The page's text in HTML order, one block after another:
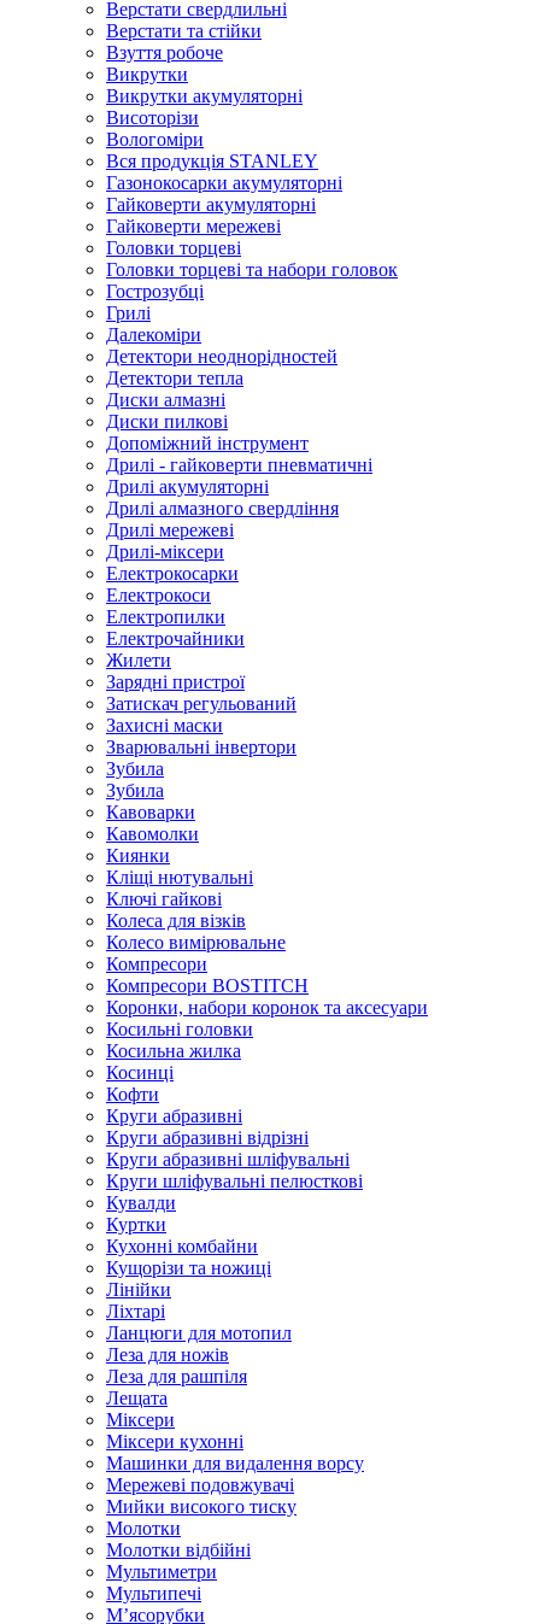
Верстати свердлильні
Верстати та стійки
Взуття робоче
Викрутки
Викрутки акумуляторні
Висоторізи
Вологоміри
Вся продукція STANLEY
Газонокосарки акумуляторні
Гайковерти акумуляторні
Гайковерти мережеві
Головки торцеві
Головки торцеві та набори головок
Гострозубці
Грилі
Далекоміри
Детектори неоднорідностей
Детектори тепла
Диски алмазні
Диски пилкові
Допоміжний інструмент
Дрилі - гайковерти пневматичні
Дрилі акумуляторні
Дрилі алмазного свердління
Дрилі мережеві
Дрилі-міксери
Електрокосарки
Електрокоси
Електропилки
Електрочайники
Жилети
Зарядні пристрої
Затискач регульований
Захисні маски
Зварювальні інвертори
Зубила
Зубила
Кавоварки
Кавомолки
Киянки
Кліщі нютувальні
Ключі гайкові
Колеса для візків
Колесо вимірювальне
Компресори
Компресори BOSTITCH
Коронки, набори коронок та аксесуари
Косильні головки
Косильна жилка
Косинці
Кофти
Круги абразивні
Круги абразивні відрізні
Круги абразивні шліфувальні
Круги шліфувальні пелюсткові
Кувалди
Куртки
Кухонні комбайни
Кущорізи та ножиці
Лінійки
Ліхтарі
Ланцюги для мотопил
Леза для ножів
Леза для рашпіля
Лещата
Міксери
Міксери кухонні
Машинки для видалення ворсу
Мережеві подовжувачі
Мийки високого тиску
Молотки
Молотки відбійні
Мультиметри
Мультипечі
М’ясорубки